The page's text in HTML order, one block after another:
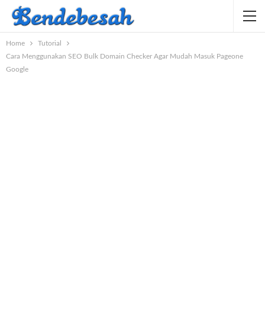
Home
Tutorial
Cara Menggunakan SEO Bulk Domain Checker Agar Mudah Masuk Pageone
Google